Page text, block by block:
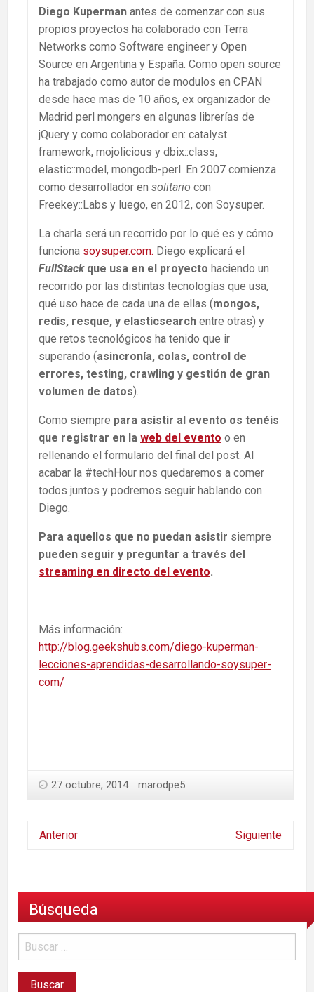
Diego Kuperman antes de comenzar con sus
propios proyectos ha colaborado con Terra
Networks como Software engineer y Open
Source en Argentina y España. Como open source
ha trabajado como autor de modulos en CPAN
desde hace mas de 10 años, ex organizador de
Madrid perl mongers en algunas librerías de
jQuery y como colaborador en: catalyst
framework, mojolicious y dbix::class,
elastic::model, mongodb-perl. En 2007 comienza
como desarrollador en solitario con
Freekey::Labs y luego, en 2012, con Soysuper.
La charla será un recorrido por lo qué es y cómo
funciona soysuper.com. Diego explicará el
FullStack que usa en el proyecto haciendo un
recorrido por las distintas tecnologías que usa,
qué uso hace de cada una de ellas (mongos,
redis, resque, y elasticsearch entre otras) y
que retos tecnológicos ha tenido que ir
superando (asincronía, colas, control de
errores, testing, crawling y gestión de gran
volumen de datos).
Como siempre para asistir al evento os tenéis
que registrar en la web del evento o en
rellenando el formulario del final del post. Al
acabar la #techHour nos quedaremos a comer
todos juntos y podremos seguir hablando con
Diego.
Para aquellos que no puedan asistir siempre
pueden seguir y preguntar a través del
streaming en directo del evento.
Más información:
http://blog.geekshubs.com/diego-kuperman-
lecciones-aprendidas-desarrollando-soysuper-
com/
27 octubre, 2014 marodpe5
Anterior Siguiente
Búsqueda